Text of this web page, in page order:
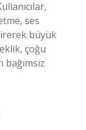
ses
büyük
çoğu